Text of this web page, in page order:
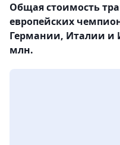
Общая стоимость
европейских
Германии, Италии и
млн.